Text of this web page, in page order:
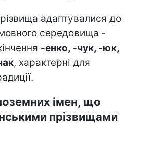
адаптувалися до
середовища -
-енко, -чук, -юк,
, характерні для
імен, що
прізвищами